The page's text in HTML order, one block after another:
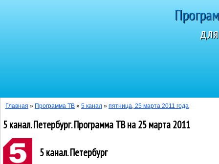
Главная » Программа ТВ » 5 канал » пятница, 25 марта 2011 года
5 канал. Петербург. Программа ТВ на 25 марта 2011
5 канал. Петербург